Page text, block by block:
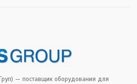
— поставщик оборудования для